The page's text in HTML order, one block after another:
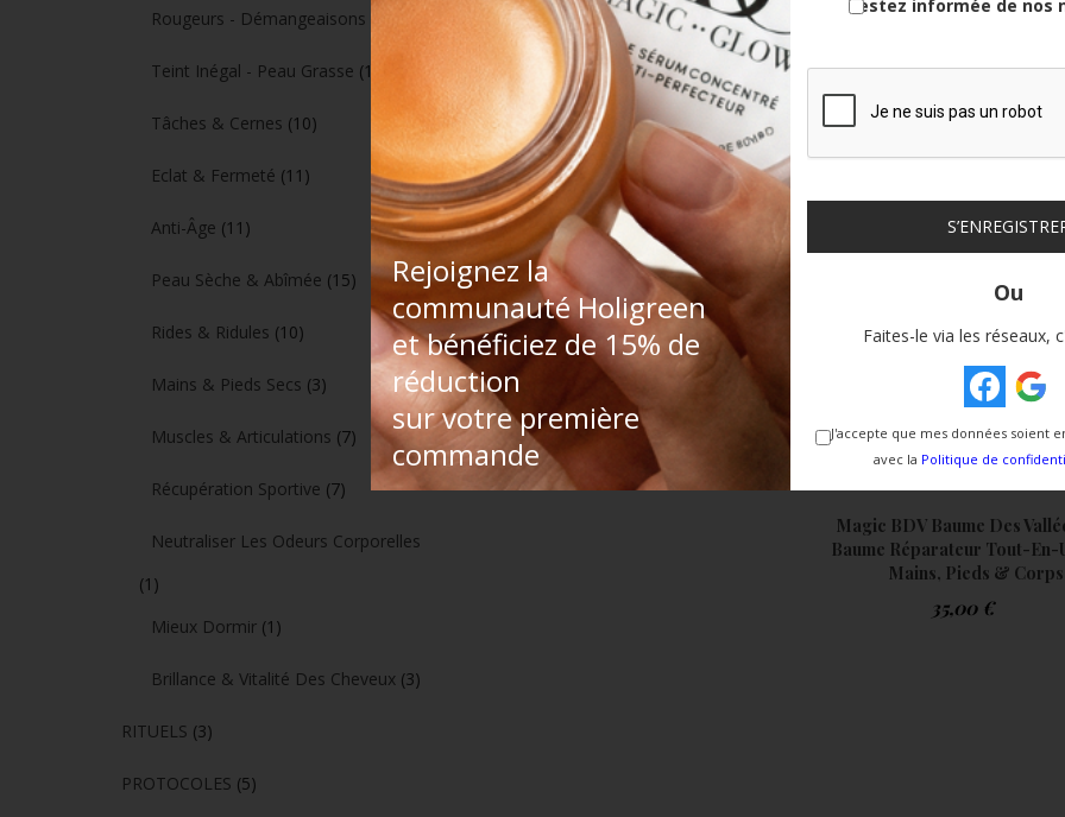
Rougeurs - Démangeaisons
Teint Inégal - Peau Grasse (10)
Tâches & Cernes (10)
Eclat & Fermeté (11)
Anti-Âge (11)
Peau Sèche & Abîmée (15)
Rides & Ridules (10)
Mains & Pieds Secs (3)
Muscles & Articulations (7)
Récupération Sportive (7)
Neutraliser Les Odeurs Corporelles
(1)
Mieux Dormir (1)
Brillance & Vitalité Des Cheveux (3)
RITUELS (3)
PROTOCOLES (5)
Pack Economique Magique Baumes Des
Vallées® 6+
210,00€ 150,00 €
Magic BDV Baume Des
Baume Réparateur Tout-En-
Mains, Pieds & Corps
35,00 €
Rejoignez la
communauté Holigreen
et bénéficiez de 15% de
réduction
sur votre première
commande
Restez informée de nos
Faites-le via les réseaux,
J'accepte que mes données soient
avec la Politique de